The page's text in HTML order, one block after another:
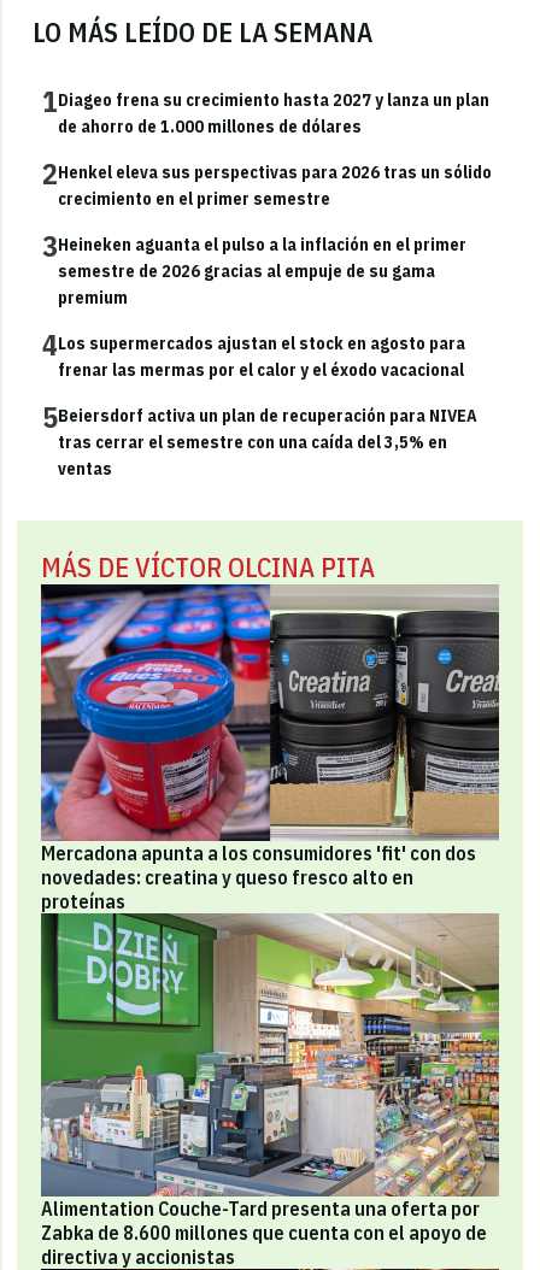
LO MÁS LEÍDO DE LA SEMANA
1Diageo frena su crecimiento hasta 2027 y lanza un plan
de ahorro de 1.000 millones de dólares
2Henkel eleva sus perspectivas para 2026 tras un sólido
crecimiento en el primer semestre
3Heineken aguanta el pulso a la inflación en el primer
semestre de 2026 gracias al empuje de su gama
premium
4Los supermercados ajustan el stock en agosto para
frenar las mermas por el calor y el éxodo vacacional
5Beiersdorf activa un plan de recuperación para NIVEA
tras cerrar el semestre con una caída del 3,5% en
ventas
MÁS DE VÍCTOR OLCINA PITA
Mercadona apunta a los consumidores 'fit' con dos
novedades: creatina y queso fresco alto en
proteínas
Alimentation Couche-Tard presenta una oferta por
Zabka de 8.600 millones que cuenta con el apoyo de
directiva y accionistas